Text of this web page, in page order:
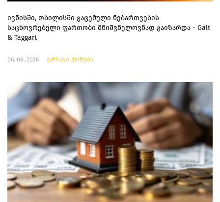
ივნისში, თბილისში გაცემული ნებართვების
საცხოვრებელი ფართობი მნიშვნელოვნად გაიზარდა - Galt
& Taggart
06. 08. 2026 უძრავი ქონება